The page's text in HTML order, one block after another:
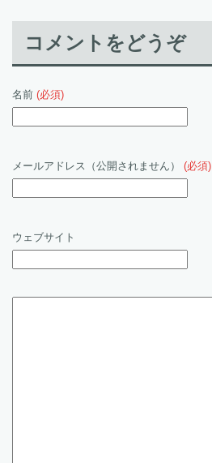
コメントをどうぞ
名前 (必須)
メールアドレス（公開されません） (必須)
ウェブサイト